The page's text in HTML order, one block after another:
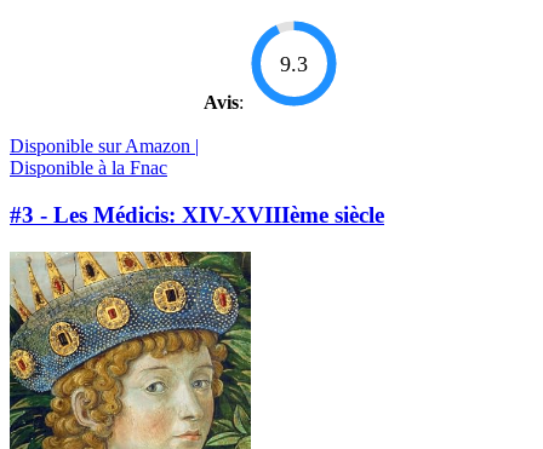
Avis:
9.3
Disponible sur Amazon |
Disponible à la Fnac
#3 - Les Médicis: XIV-XVIIIème siècle